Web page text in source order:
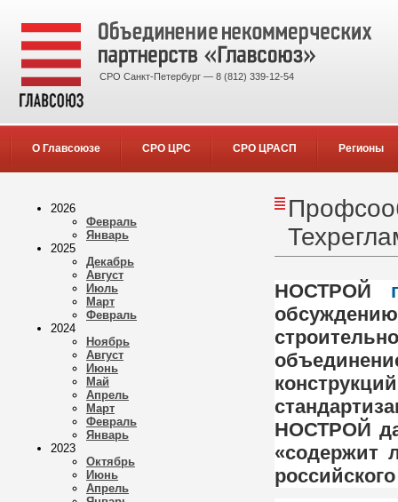
СРО Санкт-Петербург — 8 (812) 339-12-54
О Главсоюзе СРО ЦРС СРО ЦРАСП Регионы
2026
Февраль
Январь
2025
Декабрь
Август
Июль
Март
Февраль
2024
Ноябрь
Август
Июнь
Май
Апрель
Март
Февраль
Январь
2023
Октябрь
Июнь
Апрель
НОСТРОЙ
НОСТРОЙ
«содержит